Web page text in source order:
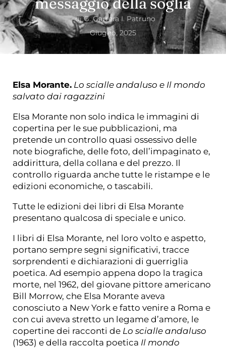
diG. Garrera I. Patruno
Giugno, 2025
Elsa Morante. Lo scialle andaluso e Il mondo
salvato dai ragazzini
Elsa Morante non solo indica le immagini di
copertina per le sue pubblicazioni, ma
pretende un controllo quasi ossessivo delle
note biografiche, delle foto, dell’impaginato e,
addirittura, della collana e del prezzo. Il
controllo riguarda anche tutte le ristampe e le
edizioni economiche, o tascabili.
Tutte le edizioni dei libri di Elsa Morante
presentano qualcosa di speciale e unico.
I libri di Elsa Morante, nel loro volto e aspetto,
portano sempre segni significativi, tracce
sorprendenti e dichiarazioni di guerriglia
poetica. Ad esempio appena dopo la tragica
morte, nel 1962, del giovane pittore americano
Bill Morrow, che Elsa Morante aveva
conosciuto a New York e fatto venire a Roma e
con cui aveva stretto un legame d’amore, le
copertine dei racconti de Lo scialle andaluso
(1963) e della raccolta poetica Il mondo